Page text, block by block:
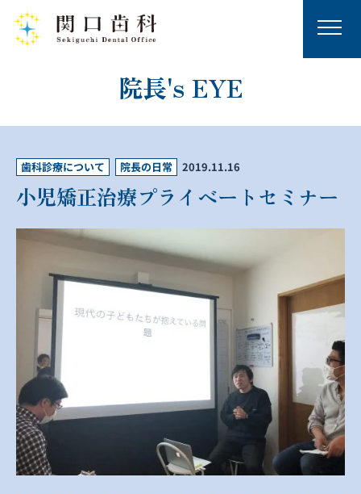
院長's EYE
歯科診療について 院長の日常 2019.11.16
小児矯正治療プライベートセミナー